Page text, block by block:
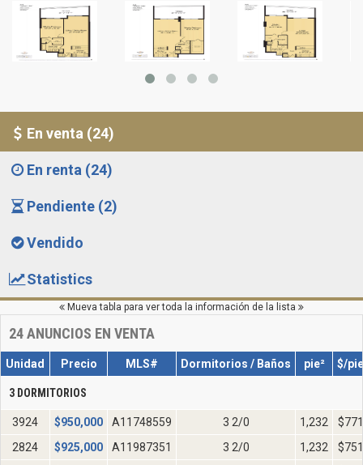
En venta (24)
En renta (24)
Pendiente (2)
Vendido
Statistics
Mueva tabla para ver toda la información de la lista
24ANUNCIOS EN VENTA
Unidad Precio MLS# Dormitorios / Baños pie² $/pie
3 DORMITORIOS
3924 $950,000 A11748559 3 2/0 1,232
$771
2824
$925,000 A11987351 3 2/0 1,232
$751